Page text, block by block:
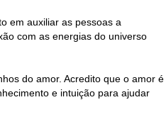
em auxiliar as pessoas a
com as energias do universo
do amor. Acredito que o amor é
e intuição para ajudar